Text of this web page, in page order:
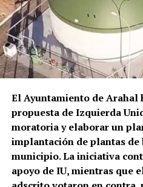
ambulancia al Hospital
Osuna.
El episodio no es un hecho
Profesionales consultados
alertando de repetidos
comportamientos agresivos
conflictivas en el centro de
relacionados, según estos
que llegan bajo los efectos
La preocupación por las
es nueva. El Área de
El Ayuntamiento de Arahal
propuesta de Izquierda
moratoria y elaborar un
implantación de plantas
municipio. La iniciativa
apoyo de IU, mientras que